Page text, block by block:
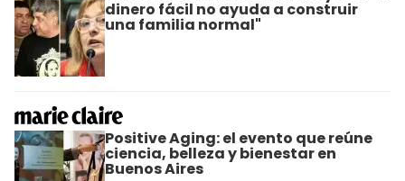
dinero fácil no ayuda a construir
una familia normal"
Positive Aging: el evento que reúne
ciencia, belleza y bienestar en
Buenos Aires